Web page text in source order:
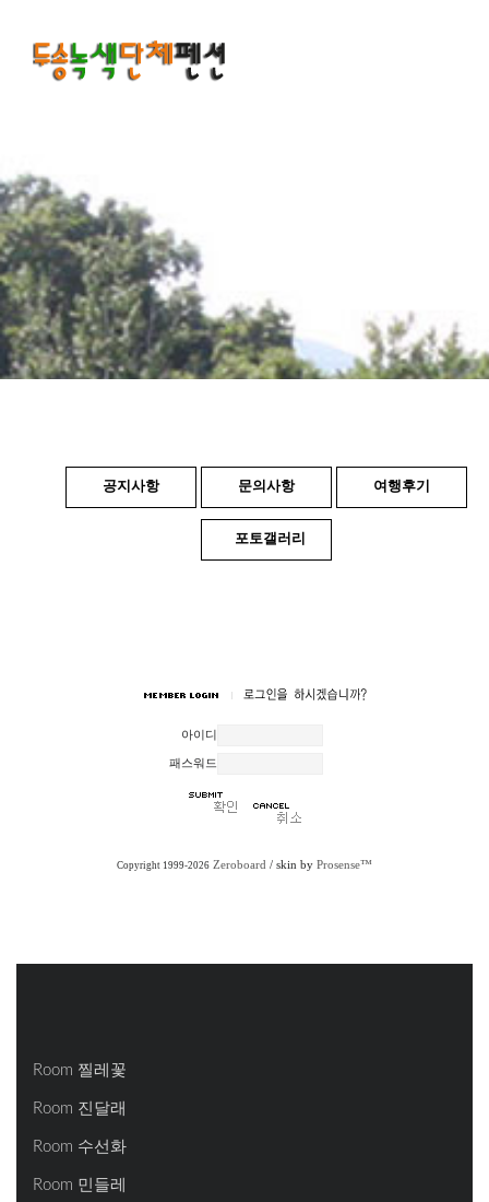
공지사항 문의사항 여행후기
포토갤러리
아이디
패스워드
Copyright 1999-2026 Zeroboard / skin by Prosense™
Room 찔레꽃
Room 진달래
Room 수선화
Room 민들레